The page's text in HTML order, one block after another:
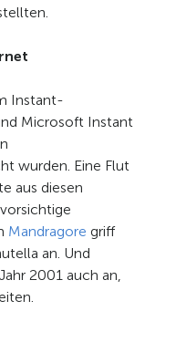
Instant-
Microsoft Instant
wurden. Eine Flut
aus diesen
Mandragore griff
an. Und
2001 auch an,